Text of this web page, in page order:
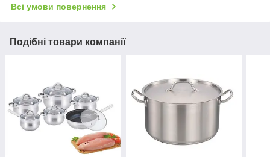
Всі умови повернення
Подібні товари компанії